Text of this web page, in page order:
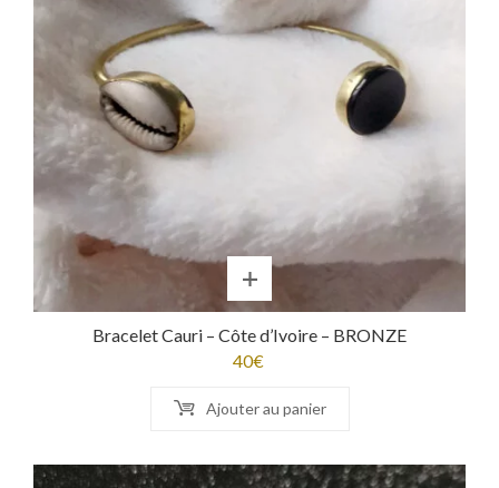
Bracelet Cauri – Côte d’Ivoire – BRONZE
40€
Ajouter au panier